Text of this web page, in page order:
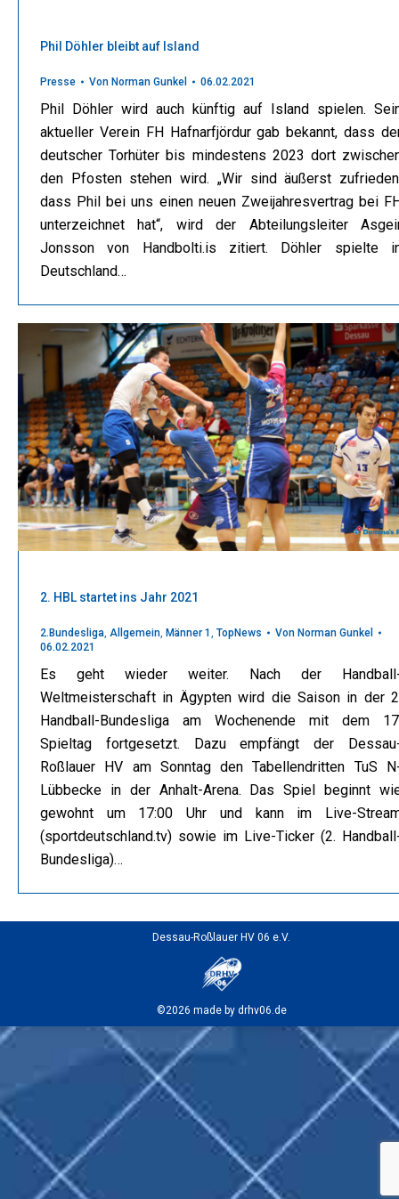
Phil Döhler bleibt auf Island
Presse Von Norman Gunkel 06.02.2021
Phil Döhler wird auch künftig auf Island spielen.
aktueller Verein FH Hafnarfjördur gab bekannt, dass
deutscher Torhüter bis mindestens 2023 dort
den Pfosten stehen wird. „Wir sind äußerst
dass Phil bei uns einen neuen Zweijahresvertrag bei
unterzeichnet hat“, wird der Abteilungsleiter
Jonsson von Handbolti.is zitiert. Döhler spielte
Deutschland…
2. HBL startet ins Jahr 2021
2.Bundesliga, Allgemein, Männer 1 , TopNews Von Norman Gunkel
06.02.2021
Es geht wieder weiter. Nach der
Weltmeisterschaft in Ägypten wird die Saison in der
Handball-Bundesliga am Wochenende mit dem
Spieltag fortgesetzt. Dazu empfängt der
Roßlauer HV am Sonntag den Tabellendritten TuS
Lübbecke in der Anhalt-Arena. Das Spiel beginnt
gewohnt um 17:00 Uhr und kann im Live-
(sportdeutschland.tv) sowie im Live-Ticker (2.
Bundesliga)…
Dessau-Roßlauer HV 06 e.V.
©2026 made by drhv06.de